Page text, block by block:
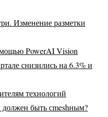
Изменение разметки
PowerAI Vision
снизились на 6.3% и
технологий
быть сmeshным?